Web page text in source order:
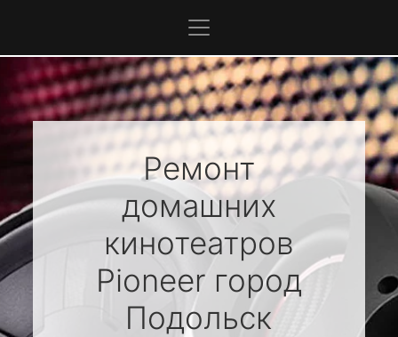
Ремонт
домашних
кинотеатров
Pioneerгород
Подольск